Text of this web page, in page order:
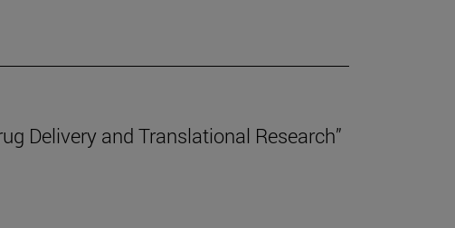
Delivery and Translational Research”